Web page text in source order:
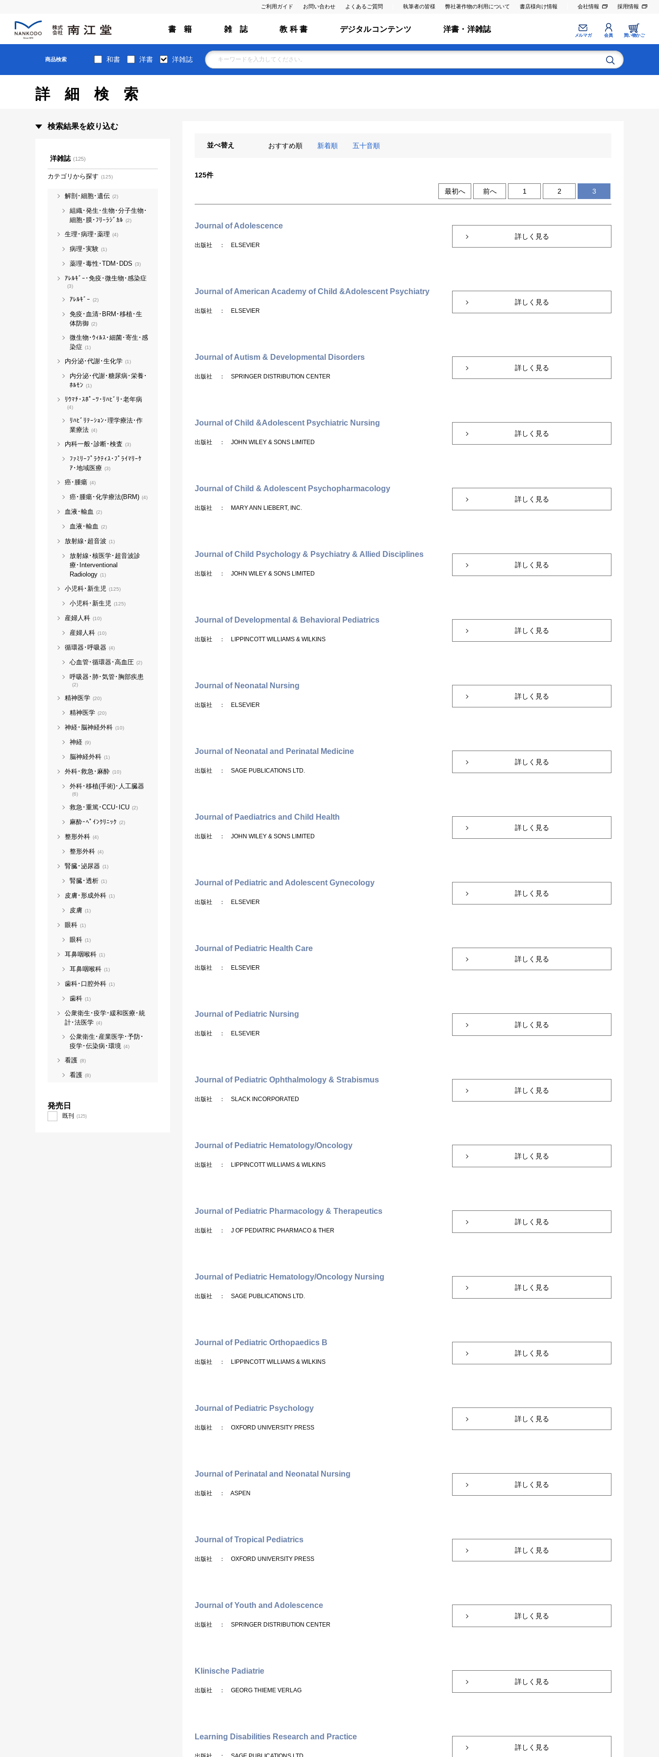
ご利用ガイド お問い合わせ よくあるご質問 執筆者の皆様 弊社著作物の利用について 書店様向け情報 会社情報 採用情報
書 籍 雑 誌 教 科 書 デジタルコンテンツ 洋書・洋雑誌
メルマガ 会員 買い物かご
商品検索 和書 洋書 洋雑誌
詳細検索
並べ替え おすすめ順 新着順 五十音順
125件
最初へ 前へ 1 2 3
Journal of Adolescence
出版社 ： ELSEVIER
詳しく見る
Journal of American Academy of Child &Adolescent Psychiatry
出版社 ： ELSEVIER
詳しく見る
Journal of Autism & Developmental Disorders
出版社 ： SPRINGER DISTRIBUTION CENTER
詳しく見る
Journal of Child &Adolescent Psychiatric Nursing
出版社 ： JOHN WILEY & SONS LIMITED
詳しく見る
Journal of Child & Adolescent Psychopharmacology
出版社 ： MARY ANN LIEBERT, INC.
詳しく見る
Journal of Child Psychology & Psychiatry & Allied Disciplines
出版社 ： JOHN WILEY & SONS LIMITED
詳しく見る
Journal of Developmental & Behavioral Pediatrics
出版社 ： LIPPINCOTT WILLIAMS & WILKINS
詳しく見る
Journal of Neonatal Nursing
出版社 ： ELSEVIER
詳しく見る
Journal of Neonatal and Perinatal Medicine
出版社 ： SAGE PUBLICATIONS LTD.
詳しく見る
Journal of Paediatrics and Child Health
出版社 ： JOHN WILEY & SONS LIMITED
詳しく見る
Journal of Pediatric and Adolescent Gynecology
出版社 ： ELSEVIER
詳しく見る
Journal of Pediatric Health Care
出版社 ： ELSEVIER
詳しく見る
Journal of Pediatric Nursing
出版社 ： ELSEVIER
詳しく見る
Journal of Pediatric Ophthalmology & Strabismus
出版社 ： SLACK INCORPORATED
詳しく見る
Journal of Pediatric Hematology/Oncology
出版社 ： LIPPINCOTT WILLIAMS & WILKINS
詳しく見る
Journal of Pediatric Pharmacology & Therapeutics
出版社 ： J OF PEDIATRIC PHARMACO & THER
詳しく見る
Journal of Pediatric Hematology/Oncology Nursing
出版社 ： SAGE PUBLICATIONS LTD.
詳しく見る
Journal of Pediatric Orthopaedics B
出版社 ： LIPPINCOTT WILLIAMS & WILKINS
詳しく見る
Journal of Pediatric Psychology
出版社 ： OXFORD UNIVERSITY PRESS
詳しく見る
Journal of Perinatal and Neonatal Nursing
出版社 ： ASPEN
詳しく見る
Journal of Tropical Pediatrics
出版社 ： OXFORD UNIVERSITY PRESS
詳しく見る
Journal of Youth and Adolescence
出版社 ： SPRINGER DISTRIBUTION CENTER
詳しく見る
Klinische Padiatrie
出版社 ： GEORG THIEME VERLAG
詳しく見る
Learning Disabilities Research and Practice
詳しく見る
検索結果を絞り込む
洋雑誌 (125)
カテゴリから探す (125)
解剖･細胞･遺伝 (2)
組織･発生･生物･分子生物･
細胞･膜･ﾌﾘｰﾗｼﾞｶﾙ (2)
生理･病理･薬理 (4)
病理･実験 (1)
薬理･毒性･TDM･DDS (3)
ｱﾚﾙｷﾞｰ･免疫･微生物･感染症
(3)
ｱﾚﾙｷﾞｰ (2)
免疫･血清･BRM･移植･生
体防御 (2)
微生物･ｳｨﾙｽ･細菌･寄生･感
染症 (1)
内分泌･代謝･生化学 (1)
内分泌･代謝･糖尿病･栄養･
ﾎﾙﾓﾝ (1)
ﾘｳﾏﾁ･ｽﾎﾟｰﾂ･ﾘﾊﾋﾞﾘ･老年病
(4)
ﾘﾊﾋﾞﾘﾃｰｼｮﾝ･理学療法･作
業療法 (4)
内科一般･診断･検査 (3)
ﾌｧﾐﾘｰﾌﾟﾗｸﾃｨｽ･ﾌﾟﾗｲﾏﾘｰｹ
ｱ･地域医療 (3)
癌･腫瘍 (4)
癌･腫瘍･化学療法(BRM) (4)
血液･輸血 (2)
血液･輸血 (2)
放射線･超音波 (1)
放射線･核医学･超音波診
療･Interventional
Radiology (1)
小児科･新生児 (125)
小児科･新生児 (125)
産婦人科 (10)
産婦人科 (10)
循環器･呼吸器 (4)
心血管･循環器･高血圧 (2)
呼吸器･肺･気管･胸部疾患
(2)
精神医学 (20)
精神医学 (20)
神経･脳神経外科 (10)
神経 (9)
脳神経外科 (1)
外科･救急･麻酔 (10)
外科･移植(手術)･人工臓器
(6)
救急･重篤･CCU･ICU (2)
麻酔･ﾍﾟｲﾝｸﾘﾆｯｸ (2)
整形外科 (4)
整形外科 (4)
腎臓･泌尿器 (1)
腎臓･透析 (1)
皮膚･形成外科 (1)
皮膚 (1)
眼科 (1)
眼科 (1)
耳鼻咽喉科 (1)
耳鼻咽喉科 (1)
歯科･口腔外科 (1)
歯科 (1)
公衆衛生･疫学･緩和医療･統
計･法医学 (4)
公衆衛生･産業医学･予防･
疫学･伝染病･環境 (4)
看護 (8)
看護 (8)
発売日
既刊 (125)